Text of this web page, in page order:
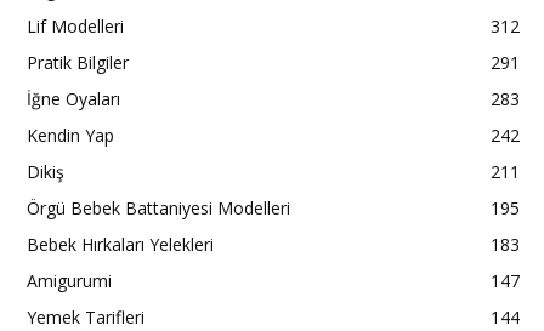
Lif Modelleri
312
Pratik Bilgiler
291
İğne Oyaları
283
Kendin Yap
242
Dikiş
211
Örgü Bebek Battaniyesi Modelleri
195
Bebek Hırkaları Yelekleri
183
Amigurumi
147
Yemek Tarifleri
144